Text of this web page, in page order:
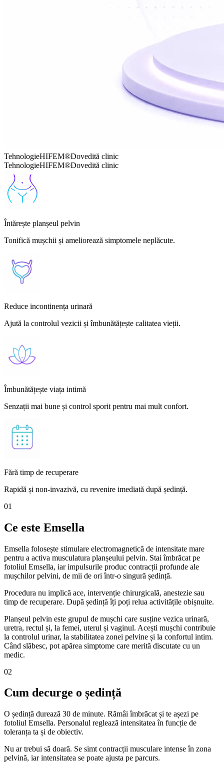
TehnologieHIFEM®Dovedită clinic
TehnologieHIFEM®Dovedită clinic
Întărește planșeul pelvin
Tonifică mușchii și ameliorează simptomele neplăcute.
Reduce incontinența urinară
Ajută la controlul vezicii și îmbunătățește calitatea vieții.
Îmbunătățește viața intimă
Senzații mai bune și control sporit pentru mai mult confort.
Fără timp de recuperare
Rapidă și non-invazivă, cu revenire imediată după ședință.
01
Ce este Emsella
Emsella folosește stimulare electromagnetică de intensitate mare
pentru a activa musculatura planșeului pelvin. Stai îmbrăcat pe
fotoliul Emsella, iar impulsurile produc contracții profunde ale
mușchilor pelvini, de mii de ori într-o singură ședință.
Procedura nu implică ace, intervenție chirurgicală, anestezie sau
timp de recuperare. După ședință îți poți relua activitățile obișnuite.
Planșeul pelvin este grupul de mușchi care susține vezica urinară,
uretra, rectul și, la femei, uterul și vaginul. Acești mușchi contribuie
la controlul urinar, la stabilitatea zonei pelvine și la confortul intim.
Când slăbesc, pot apărea simptome care merită discutate cu un
medic.
02
Cum decurge o ședință
O ședință durează 30 de minute. Rămâi îmbrăcat și te așezi pe
fotoliul Emsella. Personalul reglează intensitatea în funcție de
toleranța ta și de obiectiv.
Nu ar trebui să doară. Se simt contracții musculare intense în zona
pelvină, iar intensitatea se poate ajusta pe parcurs.